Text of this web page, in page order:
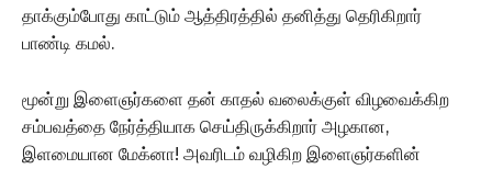
தாக்கும்போது காட்டும் ஆத்திரத்தில் தனித்து தெரிகிறார்
பாண்டி கமல்.
மூன்று இளைஞர்களை தன் காதல் வலைக்குள் விழவைக்கிற
சம்பவத்தை நேர்த்தியாக செய்திருக்கிறார் அழகான,
இளமையான மேக்னா! அவரிடம் வழிகிற இளைஞர்களின்